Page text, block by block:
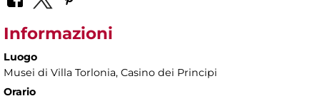
Informazioni
Luogo
Musei di Villa Torlonia, Casino dei Principi
Orario